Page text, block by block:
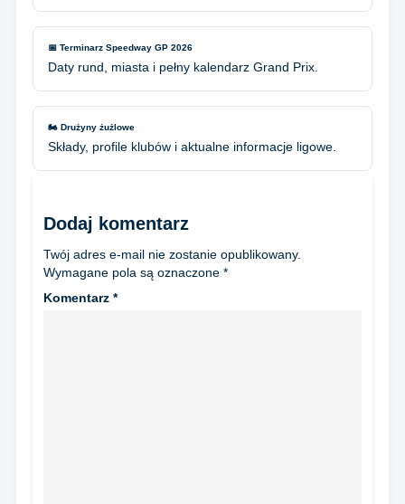
📅 Terminarz Speedway GP 2026
Daty rund, miasta i pełny kalendarz Grand Prix.
🏍️ Drużyny żużlowe
Składy, profile klubów i aktualne informacje ligowe.
Dodaj komentarz
Twój adres e-mail nie zostanie opublikowany.
Wymagane pola są oznaczone *
Komentarz *